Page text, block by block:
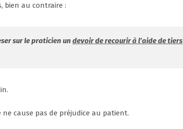
bien au contraire :
sur le praticien un devoir de recourir à l’aide de tiers
cause pas de préjudice au patient.